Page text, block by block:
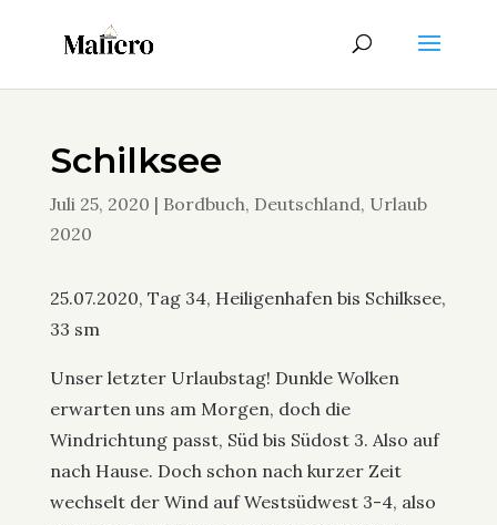
Schilksee
Juli 25, 2020 | Bordbuch, Deutschland, Urlaub
2020
25.07.2020, Tag 34, Heiligenhafen bis Schilksee,
33 sm
Unser letzter Urlaubstag! Dunkle Wolken
erwarten uns am Morgen, doch die
Windrichtung passt, Süd bis Südost 3. Also auf
nach Hause. Doch schon nach kurzer Zeit
wechselt der Wind auf Westsüdwest 3-4, also